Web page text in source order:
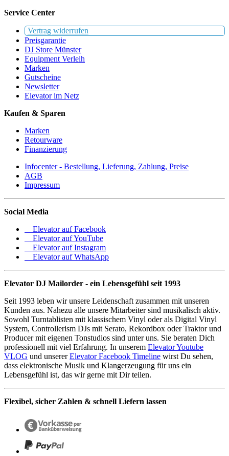
Service Center
Vertrag widerrufen
Preisgarantie
DJ Store Münster
Equipment Verleih
Marken
Gutscheine
Newsletter
Elevator im Netz
Kaufen & Sparen
Marken
Retourware
Finanzierung
Infocenter - Bestellung, Lieferung, Zahlung, Preise
AGB
Impressum
Social Media
Elevator auf Facebook
Elevator auf YouTube
Elevator auf Instagram
Elevator auf WhatsApp
Elevator DJ Mailorder - ein Lebensgefühl seit 1993
Seit 1993 leben wir unsere Leidenschaft zusammen mit unseren
Kunden aus. Nahezu alle unsere Mitarbeiter sind musikalisch aktiv.
Sowohl Turntablisten mit klassischem Vinyl oder als Digital Vinyl
System, Controllerism DJs mit Serato, Rekordbox oder Traktor und
Producer mit eigenen Tonstudios sind unter uns. Sie beraten Dich
professionell mit viel Erfahrung. In unserem Elevator Youtube
VLOG und unsererElevator Facebook Timeline wirst Du sehen,
dass elektronische Musik und Klangerzeugung für uns ein
Lebensgefühl ist, das wir gerne mit Dir teilen.
Flexibel, sicher Zahlen & schnell Liefern lassen